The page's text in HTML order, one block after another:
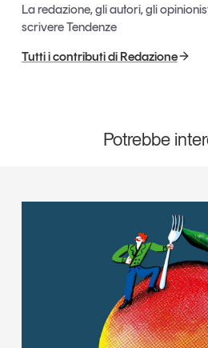
Leggi il magazine
Tendenze è il magazine di GS1
modo indipendente il
consumo e dell’economia a
GS1 Italy GS1
La redazione, gli autori, gli
scrivere Tendenze
Tutti i contributi di Redazione
Potrebbe